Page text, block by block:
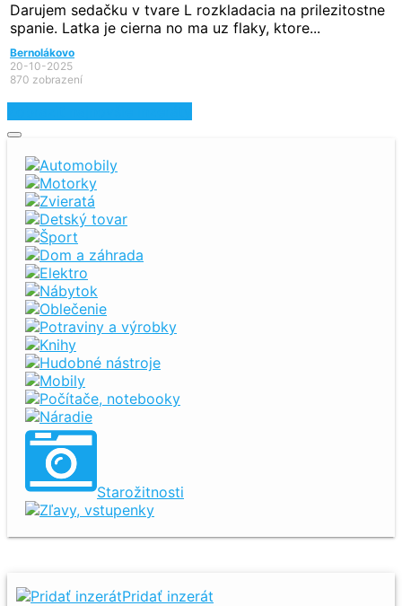
Darujem sedačku v tvare L rozkladacia na prilezitostne
spanie. Latka je cierna no ma uz flaky, ktore...
Bernolákovo
20-10-2025
870 zobrazení
Automobily
Motorky
Zvieratá
Detský tovar
Šport
Dom a záhrada
Elektro
Nábytok
Oblečenie
Potraviny a výrobky
Knihy
Hudobné nástroje
Mobily
Počítače, notebooky
Náradie
Starožitnosti
Zľavy, vstupenky
Pridať inzerát